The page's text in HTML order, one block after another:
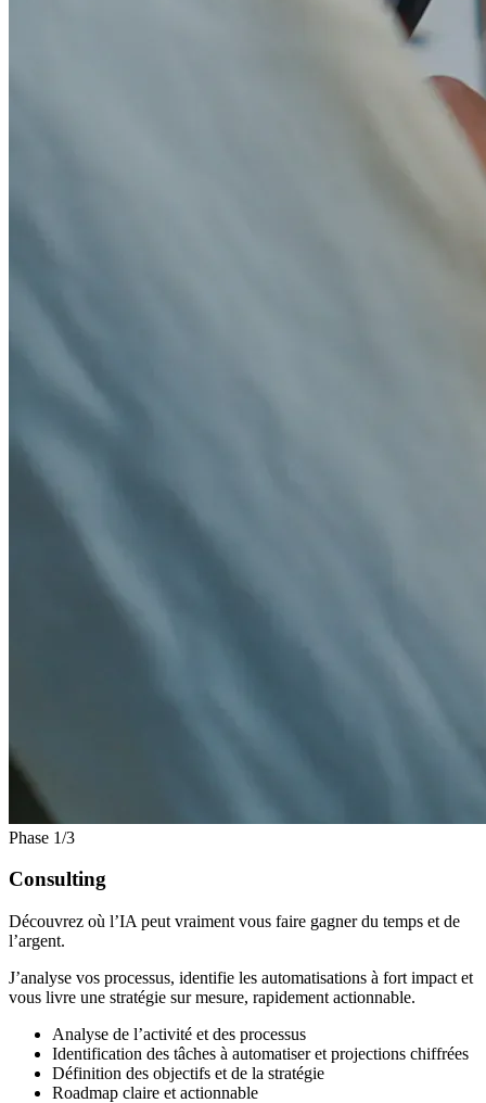
Phase 1/3
Consulting
Découvrez où l’IA peut vraiment vous faire gagner du temps et de
l’argent.
J’analyse vos processus, identifie les automatisations à fort impact et
vous livre une stratégie sur mesure, rapidement actionnable.
Analyse de l’activité et des processus
Identification des tâches à automatiser et projections chiffrées
Définition des objectifs et de la stratégie
Roadmap claire et actionnable